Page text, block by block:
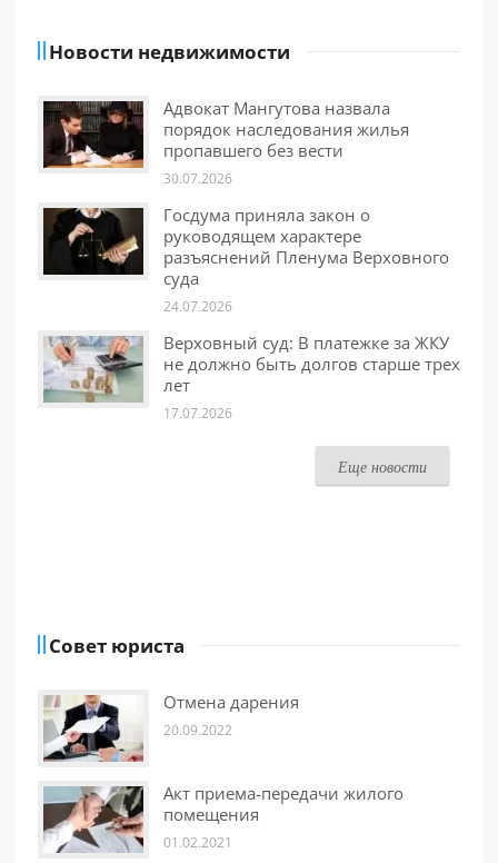
Новости недвижимости
Адвокат Мангутова назвала
порядок наследования жилья
пропавшего без вести
30.07.2026
Госдума приняла закон о
руководящем характере
разъяснений Пленума Верховного
суда
24.07.2026
Верховный суд: В платежке за ЖКУ
не должно быть долгов старше трех
лет
17.07.2026
Еще новости
Совет юриста
Отмена дарения
20.09.2022
Акт приема-передачи жилого
помещения
01.02.2021